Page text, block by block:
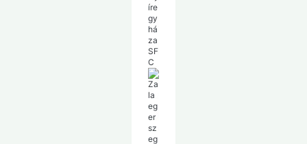
íre
gy
há
za
SF
C